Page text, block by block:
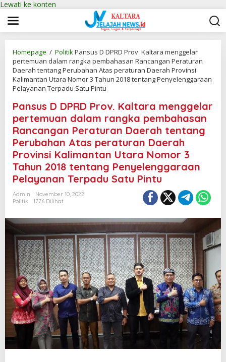
Lewati ke konten
Homepage / PolitikPansus D DPRD Prov. Kaltara menggelar
pertemuan dalam rangka pembahasan Rancangan Peraturan
Daerah tentang Perubahan Atas peraturan Daerah Provinsi
Kalimantan Utara Nomor 3 Tahun 2018 tentang Penyelenggaraan
Pelayanan Terpadu Satu Pintu
Pansus D DPRD Prov. Kaltara menggelar
pertemuan dalam rangka pembahasan
Rancangan Peraturan Daerah tentang
Perubahan Atas peraturan Daerah
Provinsi Kalimantan Utara Nomor 3
Tahun 2018 tentang Penyelenggaraan
Pelayanan Terpadu Satu Pintu
Admin
November 10, 2022
Politik
1776 Dilihat